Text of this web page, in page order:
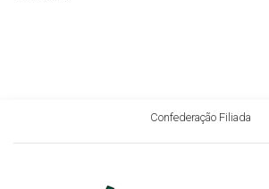
Confederação Filiada